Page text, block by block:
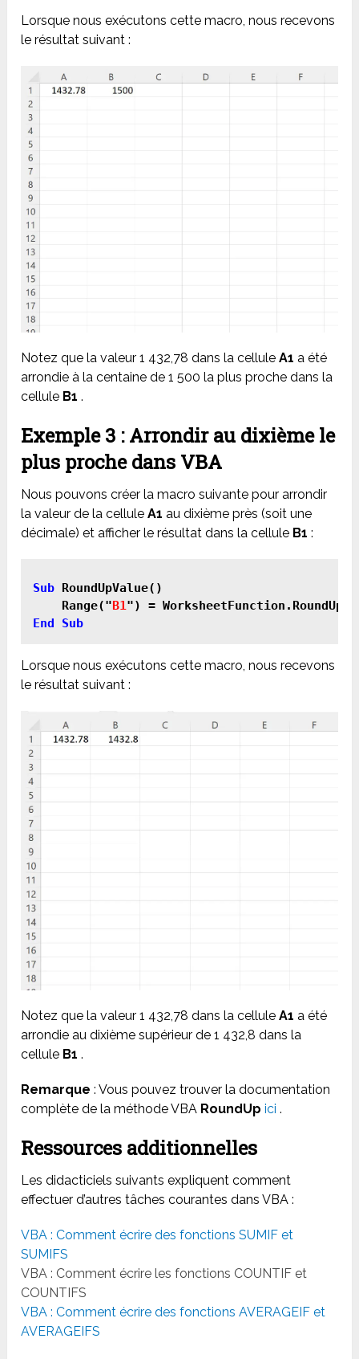
Lorsque nous exécutons cette macro, nous recevons
le résultat suivant :
Notez que la valeur 1 432,78 dans la celluleA1 a été
arrondie à la centaine de 1 500 la plus proche dans la
cellule B1 .
Exemple 3 : Arrondir au dixième le
plus proche dans VBA
Nous pouvons créer la macro suivante pour arrondir
la valeur de la celluleA1 au dixième près (soit une
décimale) et afficher le résultat dans la cellule B1 :
Sub RoundUpValue()
    Range("
B1 ") =
End Sub
Lorsque nous exécutons cette macro, nous recevons
le résultat suivant :
Notez que la valeur 1 432,78 dans la celluleA1 a été
arrondie au dixième supérieur de 1 432,8 dans la
cellule B1 .
Remarque : Vous pouvez trouver la documentation
complète de la méthode VBA RoundUp ici .
Ressources additionnelles
Les didacticiels suivants expliquent comment
effectuer d’autres tâches courantes dans VBA :
VBA : Comment écrire des fonctions SUMIF et
SUMIFS
VBA : Comment écrire les fonctions COUNTIF et
COUNTIFS
VBA : Comment écrire des fonctions AVERAGEIF et
AVERAGEIFS